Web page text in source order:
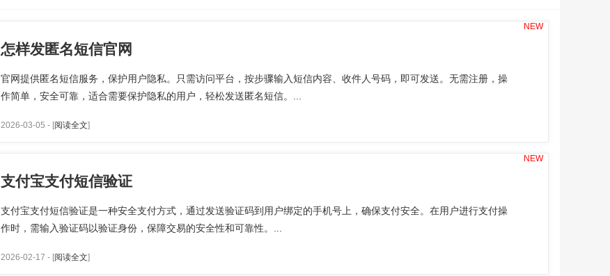
怎样发匿名短信官网
官网提供匿名短信服务，保护用户隐私。只需访问平台，按步骤输入短信内容、收件人号码，即可发送。无需注册，操
作简单，安全可靠，适合需要保护隐私的用户，轻松发送匿名短信。...
2026-03-05 - [阅读全文]
NEW
支付宝支付短信验证
支付宝支付短信验证是一种安全支付方式，通过发送验证码到用户绑定的手机号上，确保支付安全。在用户进行支付操
作时，需输入验证码以验证身份，保障交易的安全性和可靠性。...
2026-02-17 - [阅读全文]
NEW